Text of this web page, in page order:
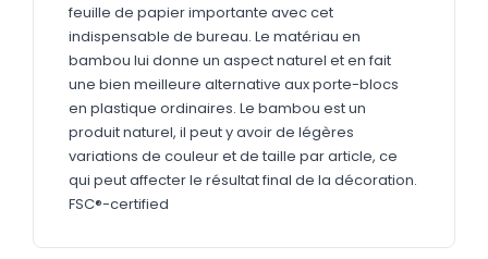
Étiquettes adhésives
Étiquettes adhésives en bobine
Adhésifs vitrine
MARQUAGE TEXTILE
Tee-shirts Nouveau
feuille de papier importante avec cet
indispensable de bureau. Le matériau en
bambou lui donne un aspect naturel et en fait
une bien meilleure alternative aux porte-blocs
en plastique ordinaires. Le bambou est un
produit naturel, il peut y avoir de légères
variations de couleur et de taille par article, ce
qui peut affecter le résultat final de la décoration.
FSC®-certified